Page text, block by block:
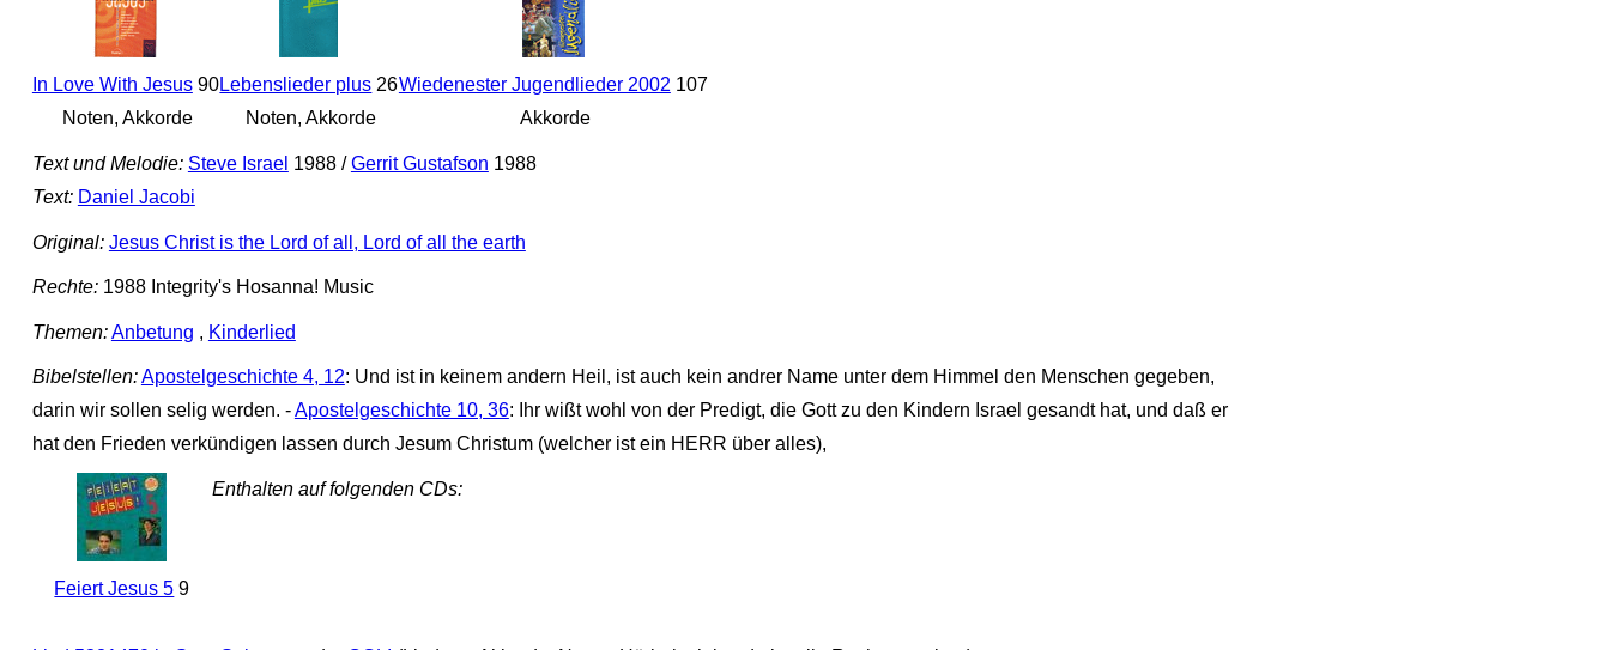
In Love With Jesus90
Noten, Akkorde
Lebenslieder plus 26
Noten, Akkorde
Wiedenester Jugendlieder 2002107
Akkorde
Text und Melodie: Steve Israel 1988 /Gerrit Gustafson 1988
Text: Daniel Jacobi
Original: Jesus Christ is the Lord of all, Lord of all the earth
Rechte:1988 Integrity's Hosanna! Music
Themen:Anbetung , Kinderlied
Bibelstellen:Apostelgeschichte 4, 12: Und ist in keinem andern Heil, ist auch kein andrer Name unter dem Himmel den Menschen gegeben,
darin wir sollen selig werden. -Apostelgeschichte 10, 36: Ihr wißt wohl von der Predigt, die Gott zu den Kindern Israel gesandt hat, und daß er
hat den Frieden verkündigen lassen durch Jesum Christum (welcher ist ein HERR über alles),
Enthalten auf folgenden CDs:
Feiert Jesus 5 9